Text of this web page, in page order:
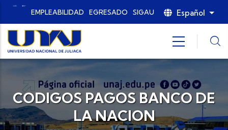
Pasar al contenido principal
EMPLEABILIDAD EGRESADO SIGAU Español
CODIGOS PAGOS BANCO DE
LA NACION